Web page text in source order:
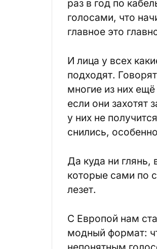
раз в год по
голосами, что
главное это
И лица у всех
подходят.
многие из них
если они захотят
у них не
снились,
Да куда ни глянь,
которые сами по
лезет.
С Европой нам
модный формат: